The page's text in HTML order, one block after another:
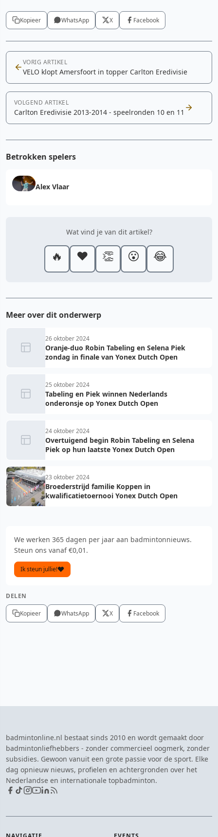
Kopieer WhatsApp X Facebook
VORIG ARTIKEL
VELO klopt Amersfoort in topper Carlton Eredivisie
VOLGEND ARTIKEL
Carlton Eredivisie 2013-2014 - speelronden 10 en 11
Betrokken spelers
Alex Vlaar
Wat vind je van dit artikel?
🔥 ❤️ 👏 😮 😂
Meer over dit onderwerp
26 oktober 2024
Oranje-duo Robin Tabeling en Selena Piek
zondag in finale van Yonex Dutch Open
25 oktober 2024
Tabeling en Piek winnen Nederlands
onderonsje op Yonex Dutch Open
24 oktober 2024
Overtuigend begin Robin Tabeling en Selena
Piek op hun laatste Yonex Dutch Open
23 oktober 2024
Broederstrijd familie Koppen in
kwalificatietoernooi Yonex Dutch Open
We werken 365 dagen per jaar aan badmintonnieuws.
Steun ons vanaf €0,01.
Ik steun jullie!
DELEN
Kopieer WhatsApp X Facebook
badmintonline.nl bestaat sinds 2010 en wordt gemaakt door
badmintonliefhebbers - zonder commercieel oogmerk, zonder
subsidies. Gewoon vanuit een grote passie voor de sport. Elke
dag opnieuw nieuws, profielen en achtergronden over het
Nederlandse en internationale topbadminton.